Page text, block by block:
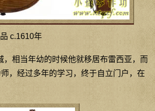
c.1610年
相当年幼的时候他就移居布雷西亚，而
，经过多年的学习，终于自立门户，在